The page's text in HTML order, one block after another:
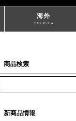
海外
OVERSEA
商品検索
新商品情報